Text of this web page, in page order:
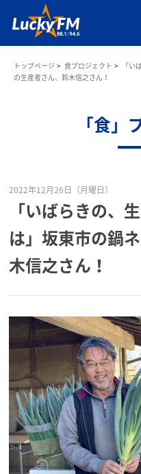
トップページ 食プロジェクト
「い
の生産者さん、鈴木信之さん！
「食」
2022年12月26日（月曜日）
「いばらきの、
は」坂東市の鍋
木信之さん！